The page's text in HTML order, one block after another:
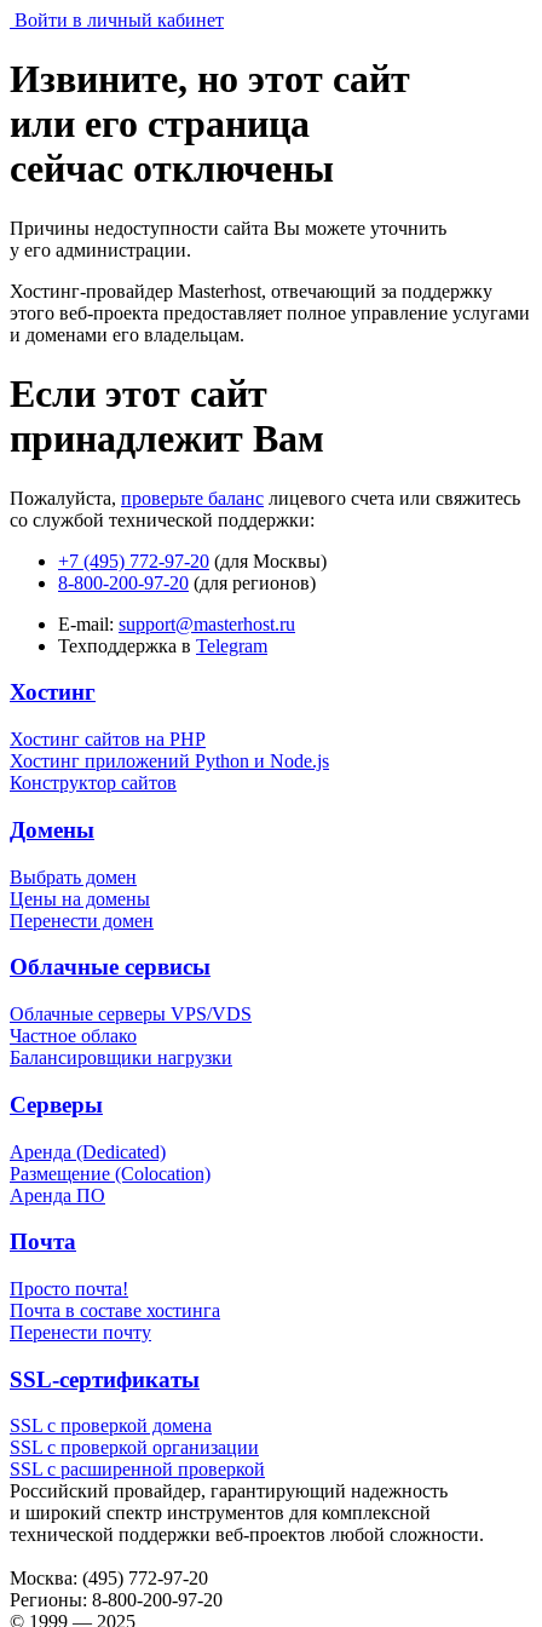
Войти в личный кабинет
Извините, но этот сайт
или его страница
сейчас отключены
Причины недоступности сайта Вы можете уточнить
у его администрации.
Хостинг-провайдер Masterhost, отвечающий за поддержку
этого веб-проекта предоставляет полное управление услугами
и доменами его владельцам.
Если этот сайт
принадлежит Вам
Пожалуйста, проверьте баланс лицевого счета или свяжитесь
со службой технической поддержки:
+7 (495) 772-97-20 (для Москвы)
8-800-200-97-20 (для регионов)
E-mail: support@masterhost.ru
Техподдержка в Telegram
Хостинг
Хостинг сайтов на PHP
Хостинг приложений Python и Node.js
Конструктор сайтов
Домены
Выбрать домен
Цены на домены
Перенести домен
Облачные сервисы
Облачные серверы VPS/VDS
Частное облако
Балансировщики нагрузки
Серверы
Аренда (Dedicated)
Размещение (Colocation)
Аренда ПО
Почта
Просто почта!
Почта в составе хостинга
Перенести почту
SSL-сертификаты
SSL с проверкой домена
SSL с проверкой организации
SSL с расширенной проверкой
Российский провайдер, гарантирующий надежность
и широкий спектр инструментов для комплексной
технической поддержки веб-проектов любой сложности.
Москва: (495) 772-97-20
Регионы: 8-800-200-97-20
© 1999 — 2025